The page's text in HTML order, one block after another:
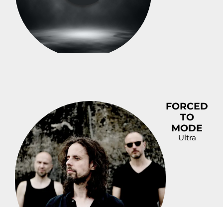
FORCED
TO
MODE
Ultra